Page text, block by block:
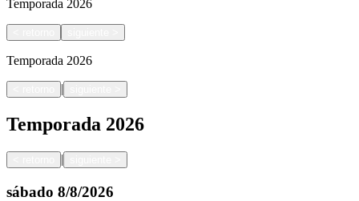
Temporada 2026
Temporada 2026
|
Temporada 2026
|
sábado 8/8/2026